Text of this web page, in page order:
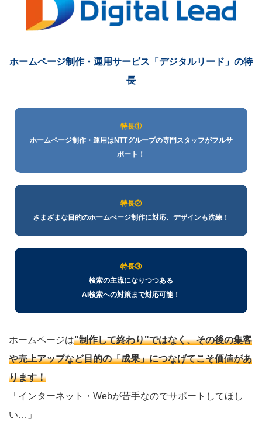
ホームページ制作・運用サービス 「デジタルリード」の特
長
特長①
ホームページ制作・運用はNTTグループの専門スタッフがフルサ
ポート！
特長②
さまざまな目的のホームぺージ制作に対応、デザインも洗練！
特長③
検索の主流になりつつある
AI検索への対策まで対応可能！
ホームページは"制作して終わり"ではなく、その後の集客
や売上アップなど目的の「成果」につなげてこそ価値があ
ります！
「インターネット・Webが苦手なのでサポートしてほし
い…」